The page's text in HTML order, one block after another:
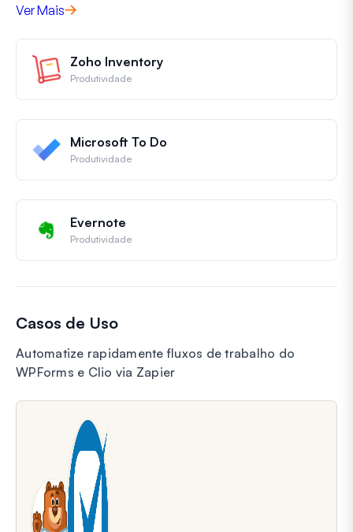
Ver Mais
Zoho Inventory
Produtividade
Microsoft To Do
Produtividade
Evernote
Produtividade
Casos de Uso
Automatize rapidamente fluxos de trabalho do
WPForms e Clio via Zapier